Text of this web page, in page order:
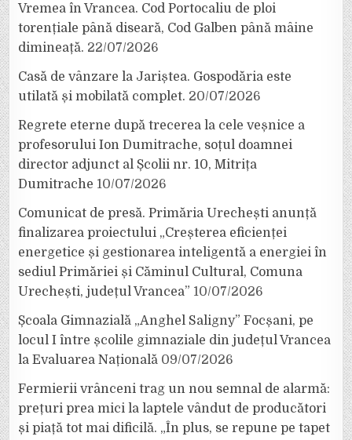
Vremea în Vrancea. Cod Portocaliu de ploi
torențiale până diseară, Cod Galben până mâine
dimineață. 22/07/2026
Casă de vânzare la Jariștea. Gospodăria este
utilată și mobilată complet. 20/07/2026
Regrete eterne după trecerea la cele veșnice a
profesorului Ion Dumitrache, soțul doamnei
director adjunct al Școlii nr. 10, Mitrița
Dumitrache 10/07/2026
Comunicat de presă. Primăria Urechești anunță
finalizarea proiectului „Creșterea eficienței
energetice și gestionarea inteligentă a energiei în
sediul Primăriei și Căminul Cultural, Comuna
Urechești, județul Vrancea” 10/07/2026
Școala Gimnazială „Anghel Saligny” Focșani, pe
locul I între școlile gimnaziale din județul Vrancea
la Evaluarea Națională 09/07/2026
Fermierii vrânceni trag un nou semnal de alarmă:
prețuri prea mici la laptele vândut de producători
și piață tot mai dificilă. „În plus, se repune pe tapet